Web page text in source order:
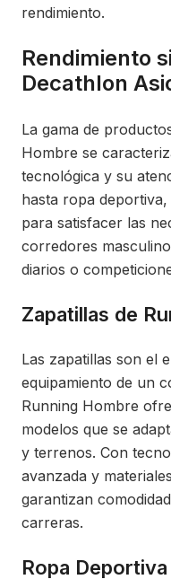
rendimiento.
Rendimiento
Decathlon
La gama de
Hombre se
tecnológica y su
hasta ropa
para satisfacer las
corredores
diarios o
Zapatillas de
Las zapatillas son el
equipamiento de un
Running Hombre
modelos que se
y terrenos. Con
avanzada y
garantizan
carreras.
Ropa Deportiva